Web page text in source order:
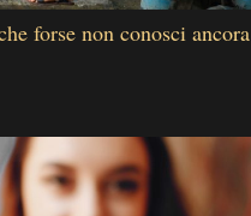
forse non conosci ancora